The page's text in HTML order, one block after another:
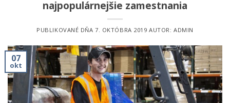
najpopulárnejšie zamestnania
PUBLIKOVANÉ DŇA7. OKTÓBRA 2019 AUTOR:ADMIN
07
okt